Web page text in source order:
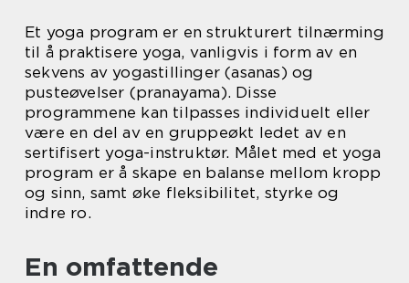
Et yoga program er en strukturert tilnærming
til å praktisere yoga, vanligvis i form av en
sekvens av yogastillinger (asanas) og
pusteøvelser (pranayama). Disse
programmene kan tilpasses individuelt eller
være en del av en gruppeøkt ledet av en
sertifisert yoga-instruktør. Målet med et yoga
program er å skape en balanse mellom kropp
og sinn, samt øke fleksibilitet, styrke og
indre ro.
En omfattende